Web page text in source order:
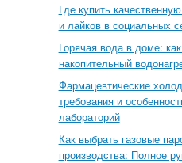
Где купить
и лайков в социальных
Горячая вода в доме:
накопительный
Фармацевтические
требования и
лабораторий
Как выбрать газовые
производства: Полное